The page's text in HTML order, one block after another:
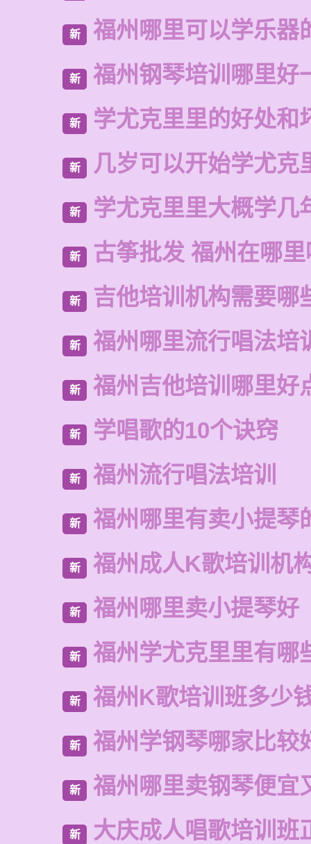
新 福州哪里可以学乐器
新 福州钢琴培训哪里好
新 学尤克里里的好处和
新 几岁可以开始学尤克
新 学尤克里里大概学几
新 古筝批发 福州在哪
新 吉他培训机构需要哪
新 福州哪里流行唱法培
新 福州吉他培训哪里好
新 学唱歌的10个诀窍
新 福州流行唱法培训
新 福州哪里有卖小提琴
新 福州成人K歌培训机
新 福州哪里卖小提琴好
新 福州学尤克里里有哪
新 福州K歌培训班多少
新 福州学钢琴哪家比较
新 福州哪里卖钢琴便宜
新 大庆成人唱歌培训班